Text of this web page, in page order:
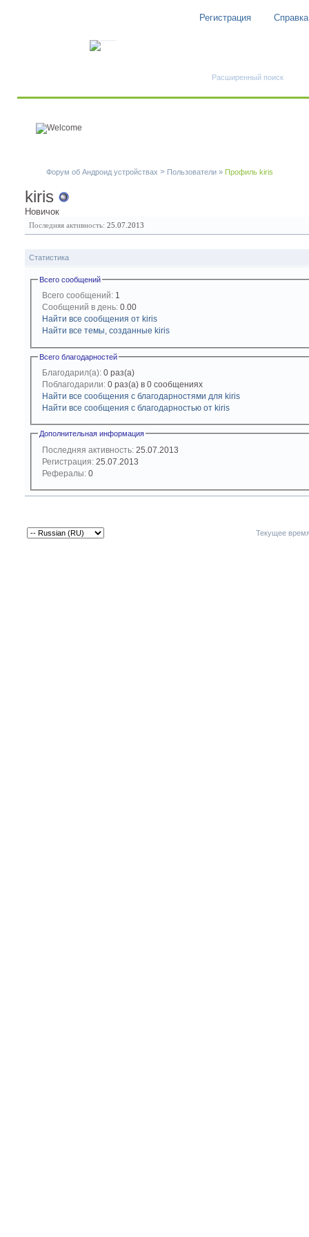
Регистрация Справка
Расширенный поиск
Форум об Андроид устройствах > Пользователи » Профиль kiris
kiris
Новичок
Последняя активность: 25.07.2013
Статистика
Всего сообщений
Всего сообщений: 1
Сообщений в день: 0.00
Найти все сообщения от kiris
Найти все темы, созданные kiris
Всего благодарностей
Благодарил(а): 0 раз(а)
Поблагодарили: 0 раз(а) в 0 сообщениях
Найти все сообщения с благодарностями для kiris
Найти все сообщения с благодарностью от kiris
Дополнительная информация
Последняя активность: 25.07.2013
Регистрация: 25.07.2013
Рефералы: 0
Текущее